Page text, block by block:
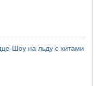
вопросе Ливана
в Холоне
Шоу на льду с хитами